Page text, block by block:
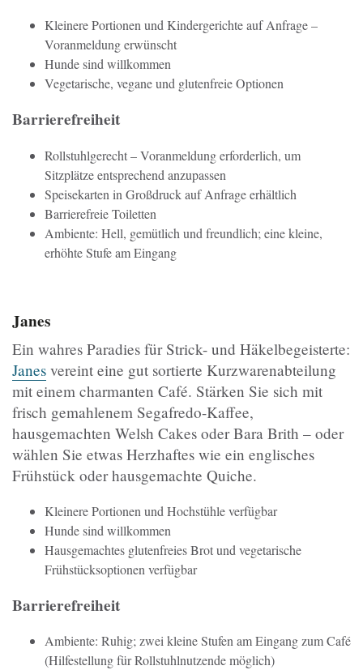
Kleinere Portionen und Kindergerichte auf Anfrage –
Voranmeldung erwünscht
Hunde sind willkommen
Vegetarische, vegane und glutenfreie Optionen
Barrierefreiheit
Rollstuhlgerecht – Voranmeldung erforderlich, um
Sitzplätze entsprechend anzupassen
Speisekarten in Großdruck auf Anfrage erhältlich
Barrierefreie Toiletten
Ambiente: Hell, gemütlich und freundlich; eine kleine,
erhöhte Stufe am Eingang
Janes
Ein wahres Paradies für Strick- und Häkelbegeisterte:
Janes vereint eine gut sortierte Kurzwarenabteilung
mit einem charmanten Café. Stärken Sie sich mit
frisch gemahlenem Segafredo-Kaffee,
hausgemachten Welsh Cakes oder Bara Brith – oder
wählen Sie etwas Herzhaftes wie ein englisches
Frühstück oder hausgemachte Quiche.
Kleinere Portionen und Hochstühle verfügbar
Hunde sind willkommen
Hausgemachtes glutenfreies Brot und vegetarische
Frühstücksoptionen verfügbar
Barrierefreiheit
Ambiente: Ruhig; zwei kleine Stufen am Eingang zum Café
(Hilfestellung für Rollstuhlnutzende möglich)